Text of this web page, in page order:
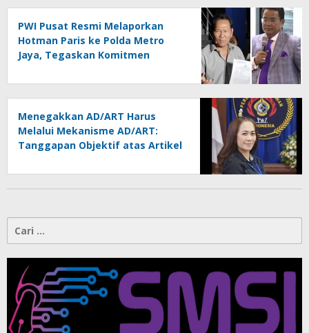
PWI Pusat Resmi Melaporkan
Hotman Paris ke Polda Metro
Jaya, Tegaskan Komitmen
Menegakkan AD/ART Harus
Melalui Mekanisme AD/ART:
Tanggapan Objektif atas Artikel
Konspirasi Melanggar Aturan”
Cari